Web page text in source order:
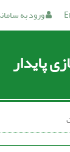
ورود به
پایدار